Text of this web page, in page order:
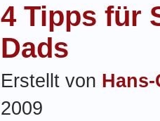
4 Tipps für
Dads
Erstellt von
2009